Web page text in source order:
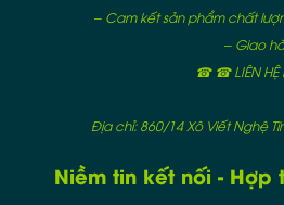
– Cam kết sản phẩm chất
– Giao
☎ ☎ LIÊN HỆ
Địa chỉ: 860/14 Xô Viết Nghệ
Niềm tin kết nối -